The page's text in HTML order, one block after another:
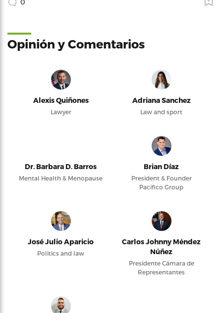
Opinión y Comentarios
Alexis Quiñones
Lawyer
Adriana Sanchez
Law and sport
Dr. Barbara D. Barros
Mental Health & Menopause
Brian Díaz
President & Founder
Pacifico Group
José Julio Aparicio
Politics and law
Carlos Johnny Méndez
Núñez
Presidente Cámara de
Representantes